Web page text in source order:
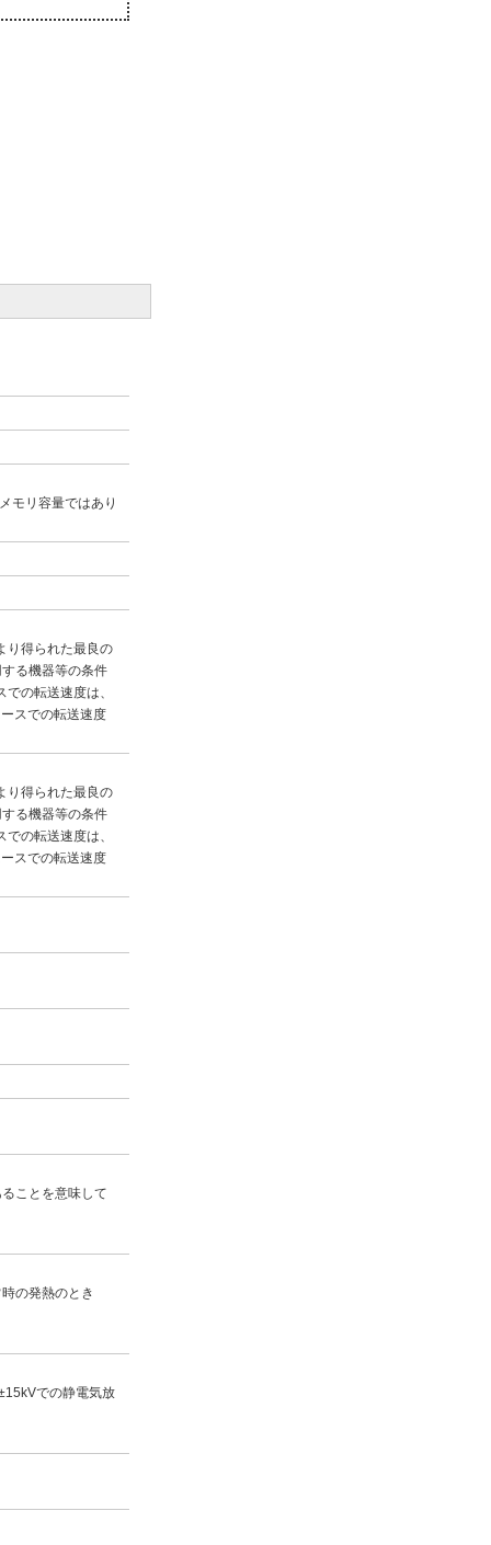
モリ容量ではあり
り得られた最良の
る機器等の条件
の転送速度は、
スでの転送速度
り得られた最良の
る機器等の条件
の転送速度は、
スでの転送速度
ことを意味して
の発熱のとき
での静電気放